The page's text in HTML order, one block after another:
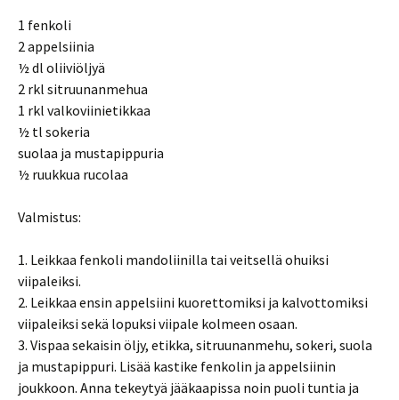
1 fenkoli
2 appelsiinia
½ dl oliiviöljyä
2 rkl sitruunanmehua
1 rkl valkoviinietikkaa
½ tl sokeria
suolaa ja mustapippuria
½ ruukkua rucolaa
Valmistus:
1. Leikkaa fenkoli mandoliinilla tai veitsellä ohuiksi
viipaleiksi.
2. Leikkaa ensin appelsiini kuorettomiksi ja kalvottomiksi
viipaleiksi sekä lopuksi viipale kolmeen osaan.
3. Vispaa sekaisin öljy, etikka, sitruunanmehu, sokeri, suola
ja mustapippuri. Lisää kastike fenkolin ja appelsiinin
joukkoon. Anna tekeytyä jääkaapissa noin puoli tuntia ja